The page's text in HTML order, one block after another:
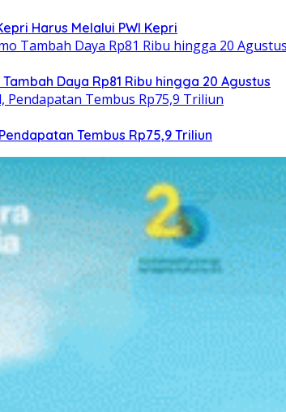
Harus Melalui PWI Kepri
Daya Rp81 Ribu hingga 20 Agustus
Tembus Rp75,9 Triliun